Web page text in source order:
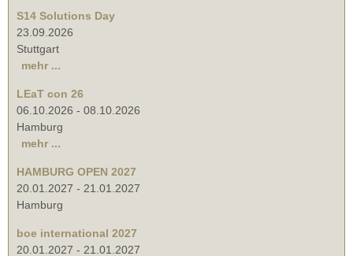
S14 Solutions Day
23.09.2026
Stuttgart
mehr ...
LEaT con 26
06.10.2026 - 08.10.2026
Hamburg
mehr ...
HAMBURG OPEN 2027
20.01.2027 - 21.01.2027
Hamburg
boe international 2027
20.01.2027 - 21.01.2027